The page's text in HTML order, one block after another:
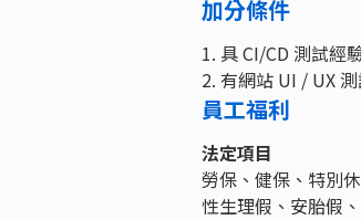
加分條件
1. 具 CI/CD 測試經
2. 有網站 UI / UX
員工福利
法定項目
勞保、健保、特別
性生理假、安胎假